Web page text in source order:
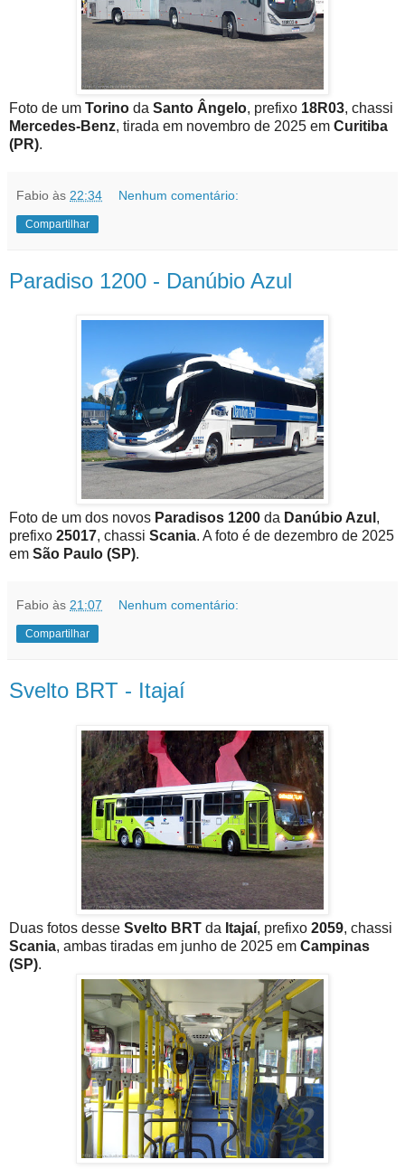
Foto de um Torino da Santo Ângelo, prefixo 18R03, chassi
Mercedes-Benz, tirada em novembro de 2025 em Curitiba
(PR).
Fabio às 22:34 Nenhum comentário:
Compartilhar
Paradiso 1200 - Danúbio Azul
Foto de um dos novos Paradisos 1200 da Danúbio Azul ,
prefixo 25017, chassi Scania. A foto é de dezembro de 2025
em São Paulo (SP).
Fabio às 21:07 Nenhum comentário:
Compartilhar
Svelto BRT - Itajaí
Duas fotos desse Svelto BRT da Itajaí, prefixo 2059, chassi
Scania, ambas tiradas em junho de 2025 em Campinas
(SP).